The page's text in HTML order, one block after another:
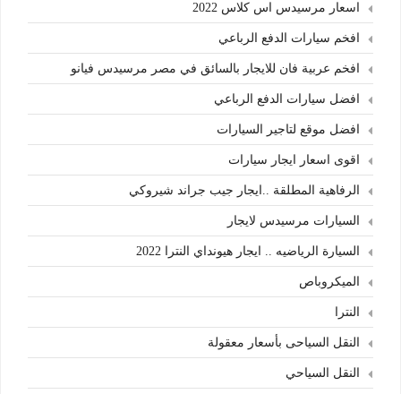
اسعار مرسيدس اس كلاس 2022
افخم سيارات الدفع الرباعي
افخم عربية فان للايجار بالسائق في مصر مرسيدس فيانو
افضل سيارات الدفع الرباعي
افضل موقع لتاجير السيارات
اقوى اسعار ايجار سيارات
الرفاهية المطلقة ..ايجار جيب جراند شيروكي
السيارات مرسيدس لايجار
السيارة الرياضيه .. ايجار هيونداي النترا 2022
الميكروباص
النترا
النقل السياحى بأسعار معقولة
النقل السياحي